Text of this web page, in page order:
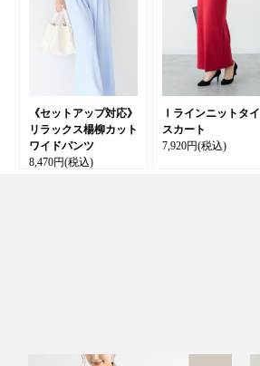
《セットアップ対応》
リラックス楊柳カット
ワイドパンツ
8,470円(税込)
Ⅰラインニットタ
スカート
7,920円(税込)